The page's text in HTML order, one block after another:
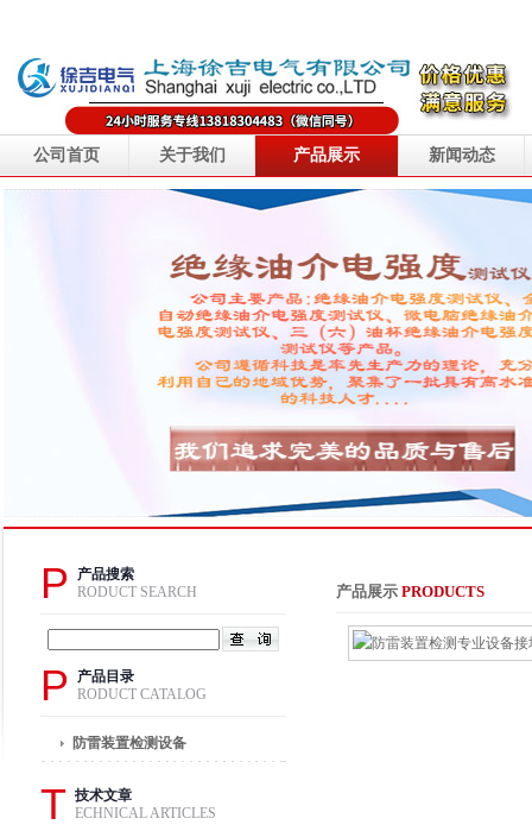
公司首页 关于我们 产品展示 新闻动态
P
产品搜索
RODUCT SEARCH
P
产品目录
RODUCT CATALOG
防雷装置检测设备
T 技术文章
ECHNICAL ARTICLES
产品展示 PRODUCTS